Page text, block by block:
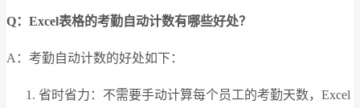
Q：Excel表格的考勤自动计数有哪些好处？
A：考勤自动计数的好处如下：
省时省力：不需要手动计算每个员工的考勤天数，Excel